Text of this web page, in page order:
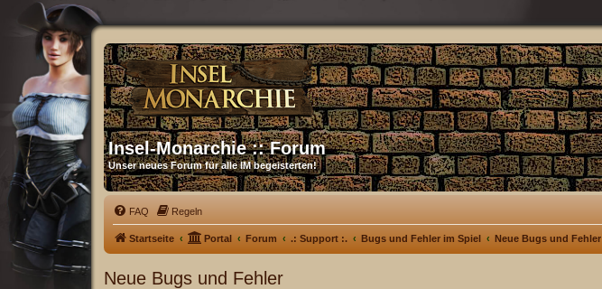
Insel-Monarchie :: Forum
Unser neues Forum für alle IM begeisterten!
FAQ Regeln
Startseite Portal Forum .: Support :. Bugs und Fehler im Spiel Neue Bugs und Fehler
Neue Bugs und Fehler